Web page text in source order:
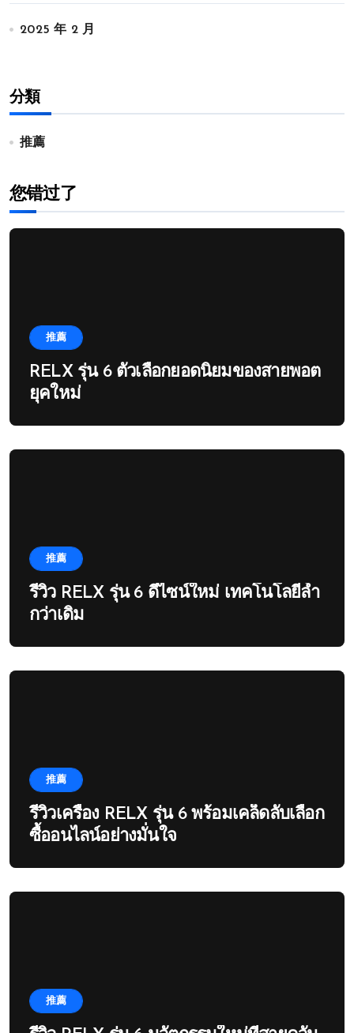
2025 年 2 月
分類
推薦
您错过了
推薦
RELX รุ่น 6 ตัวเลือกยอดนิยมของสายพอต
ยุคใหม่
推薦
รีวิว RELX รุ่น 6 ดีไซน์ใหม่ เทคโนโลยีล้ำ
กว่าเดิม
推薦
รีวิวเครื่อง RELX รุ่น 6 พร้อมเคล็ดลับเลือก
ซื้ออนไลน์อย่างมั่นใจ
推薦